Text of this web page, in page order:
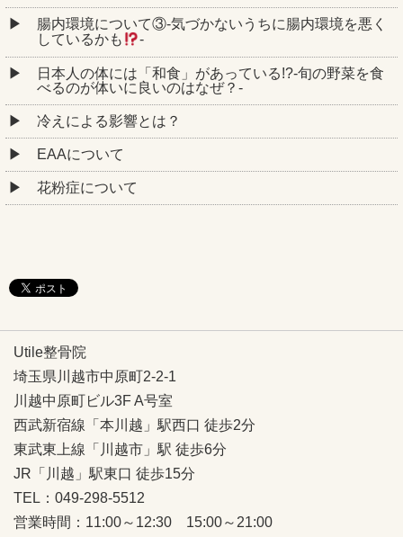
腸内環境について③‐気づかないうちに腸内環境を悪く
しているかも
‐
日本人の体には「和食」があっている!?-旬の野菜を食
べるのが体いに良いのはなぜ？-
冷えによる影響とは？
EAAについて
花粉症について
Utile整骨院
埼玉県川越市中原町2-2-1
川越中原町ビル3F A号室
西武新宿線「本川越」駅西口 徒歩2分
東武東上線「川越市」駅 徒歩6分
JR「川越」駅東口 徒歩15分
TEL：049-298-5512
営業時間：11:00～12:30 15:00～21:00